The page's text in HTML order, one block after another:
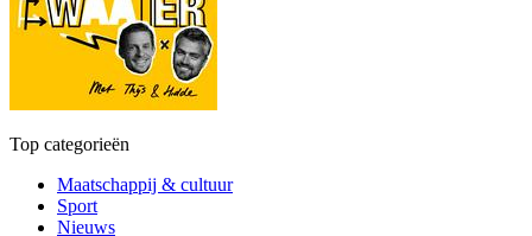
Top categorieën
Maatschappij & cultuur
Sport
Nieuws